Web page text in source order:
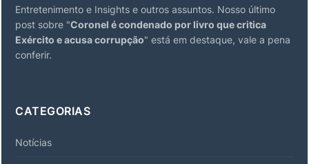
Entretenimento e Insights e outros assuntos. Nosso último
post sobre "Coronel é condenado por livro que critica
Exército e acusa corrupção" está em destaque, vale a pena
conferir.
CATEGORIAS
Notícias